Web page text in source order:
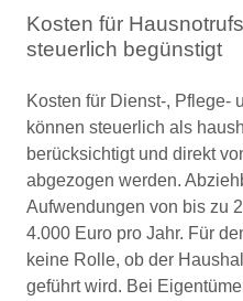
Kosten für
steuerlich begünstigt
Kosten für Dienst-, Pflege-
können steuerlich als
berücksichtigt und direkt
abgezogen werden.
Aufwendungen von bis zu
4.000 Euro pro Jahr. Für
keine Rolle, ob der
geführt wird. Bei